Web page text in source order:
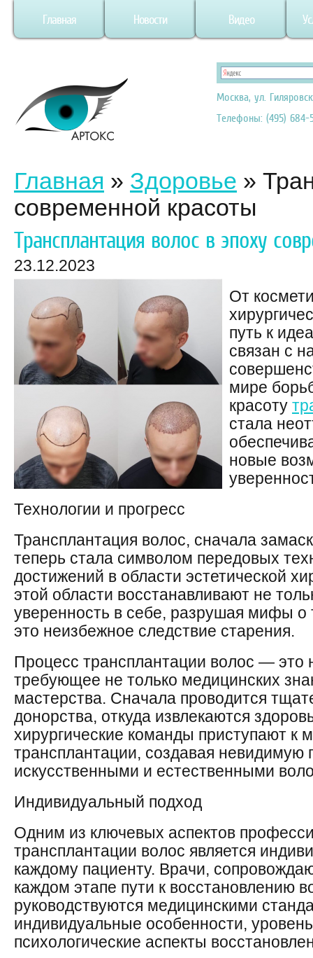
Главная Новости Видео
Москва, ул.
Телефоны: (495) 684-
Главная » Здоровье »
современной красоты
Трансплантация волос в эпоху
23.12.2023
От
путь к
связан с
мире
красоту
стала
новые
Технологии и прогресс
Трансплантация волос, сначала
теперь стала символом передовых
достижений в области эстетической
этой области восстанавливают не
уверенность в себе, разрушая мифы
это неизбежное следствие старения.
Процесс трансплантации волос — это
требующее не только медицинских
мастерства. Сначала проводится
донорства, откуда извлекаются
хирургические команды приступают к
трансплантации, создавая невидимую
искусственными и естественными
Индивидуальный подход
Одним из ключевых аспектов
трансплантации волос является
каждому пациенту. Врачи,
каждом этапе пути к восстановлению
руководствуются медицинскими
индивидуальные особенности,
психологические аспекты